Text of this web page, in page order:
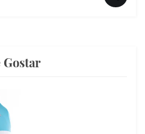
Gostar